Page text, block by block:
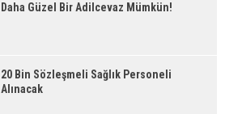
Daha Güzel Bir Adilcevaz Mümkün!
20 Bin Sözleşmeli Sağlık Personeli
Alınacak